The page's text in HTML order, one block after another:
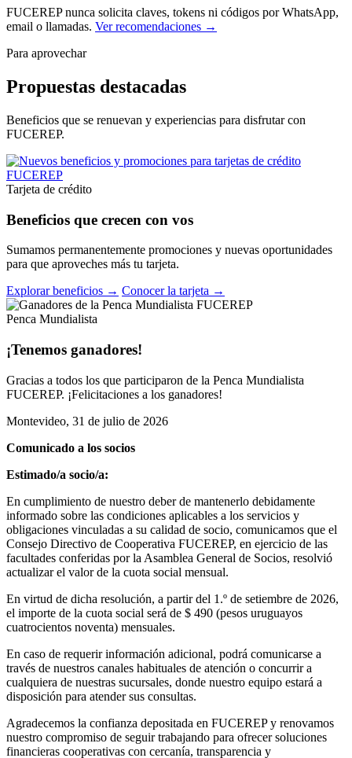
FUCEREP nunca solicita claves, tokens ni códigos por WhatsApp,
email o llamadas. Ver recomendaciones →
Para aprovechar
Propuestas destacadas
Beneficios que se renuevan y experiencias para disfrutar con
FUCEREP.
Tarjeta de crédito
Beneficios que crecen con vos
Sumamos permanentemente promociones y nuevas oportunidades
para que aproveches más tu tarjeta.
Explorar beneficios → Conocer la tarjeta →
Penca Mundialista
¡Tenemos ganadores!
Gracias a todos los que participaron de la Penca Mundialista
FUCEREP. ¡Felicitaciones a los ganadores!
Montevideo, 31 de julio de 2026
Comunicado a los socios
Estimado/a socio/a:
En cumplimiento de nuestro deber de mantenerlo debidamente
informado sobre las condiciones aplicables a los servicios y
obligaciones vinculadas a su calidad de socio, comunicamos que el
Consejo Directivo de Cooperativa FUCEREP, en ejercicio de las
facultades conferidas por la Asamblea General de Socios, resolvió
actualizar el valor de la cuota social mensual.
En virtud de dicha resolución, a partir del 1.º de setiembre de 2026,
el importe de la cuota social será de $ 490 (pesos uruguayos
cuatrocientos noventa) mensuales.
En caso de requerir información adicional, podrá comunicarse a
través de nuestros canales habituales de atención o concurrir a
cualquiera de nuestras sucursales, donde nuestro equipo estará a
disposición para atender sus consultas.
Agradecemos la confianza depositada en FUCEREP y renovamos
nuestro compromiso de seguir trabajando para ofrecer soluciones
financieras cooperativas con cercanía, transparencia y